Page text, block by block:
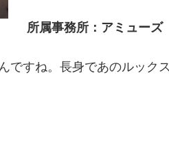
所属事務所：アミューズ
ですね。長身であのルック